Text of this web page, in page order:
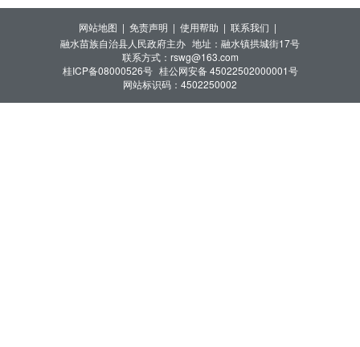
网站地图 | 免责声明 | 使用帮助 | 联系我们 |
融水苗族自治县人民政府主办 地址：融水镇拱城街17号
联系方式：rswg@163.com
桂ICP备08000526号 桂公网安备 45022502000001号
网站标识码：4502250002